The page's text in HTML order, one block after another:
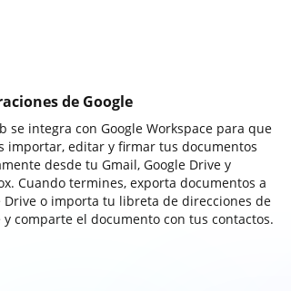
de Google
se integra con Google Workspace para que
importar, editar y firmar tus documentos
desde tu Gmail, Google Drive y
Cuando termines, exporta documentos a
Drive o importa tu libreta de direcciones de
y comparte el documento con tus contactos.